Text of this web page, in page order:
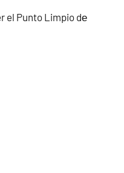
el Punto Limpio dе